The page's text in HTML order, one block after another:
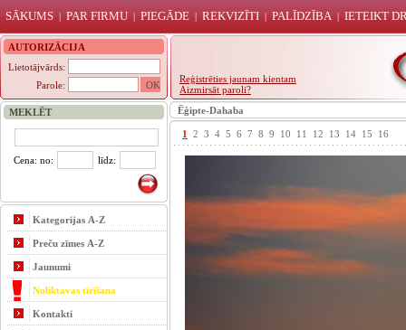
SĀKUMS | PAR FIRMU| PIEGĀDE | REKVIZĪTI | PALĪDZĪBA | IETEIKT
AUTORIZĀCIJA
Lietotājvārds:
Parole:
Reģistrēties jaunam kientam
Aizmirsāt paroli?
MEKLĒT
Cena: no: līdz:
Kategorijas A-Z
Preču zīmes A-Z
Jaunumi
Noliktavas tīrīšana
Kontakti
Ēģipte-Dahaba
1 2 3 4 5 6 7 8 9 10 11 12 13 14 15 16